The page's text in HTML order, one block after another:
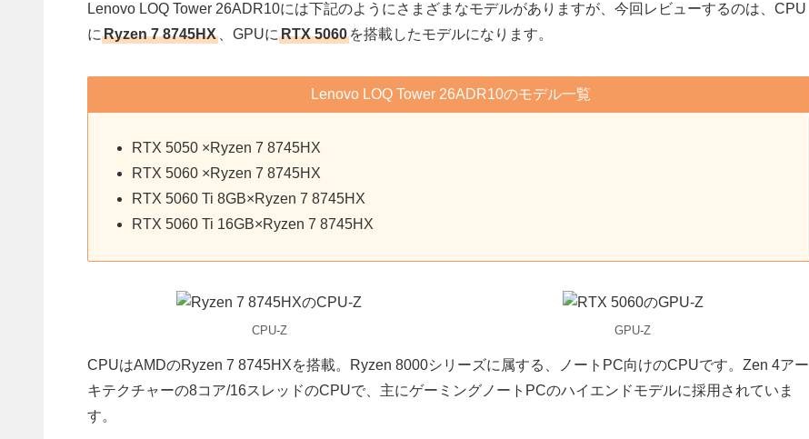
Lenovo LOQ Tower 26ADR10には下記のようにさまざまなモデルがありますが、今回レビューするのは、CPU
に Ryzen 7 8745HX 、GPUに RTX 5060 を搭載したモデルになります。
Lenovo LOQ Tower 26ADR10のモデル一覧
RTX 5050 ×Ryzen 7 8745HX
RTX 5060 ×Ryzen 7 8745HX
RTX 5060 Ti 8GB×Ryzen 7 8745HX
RTX 5060 Ti 16GB×Ryzen 7 8745HX
CPU-Z GPU-Z
CPUはAMDのRyzen 7 8745HXを搭載。Ryzen 8000シリーズに属する、ノートPC向けのCPUです。Zen 4アー
キテクチャーの8コア/16スレッドのCPUで、主にゲーミングノートPCのハイエンドモデルに採用されていま
す。